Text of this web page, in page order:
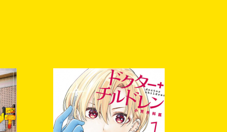
、ご登録をお願いし
のでご注意くださ